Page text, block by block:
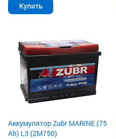
Купить
Аккумулятор Zubr MARINE (75
Ah) L3 (ZM750)